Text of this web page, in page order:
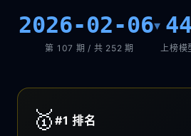
2026-02-06▾
第 107 期 / 共 252 期
44
上榜模
🥇 #1排名